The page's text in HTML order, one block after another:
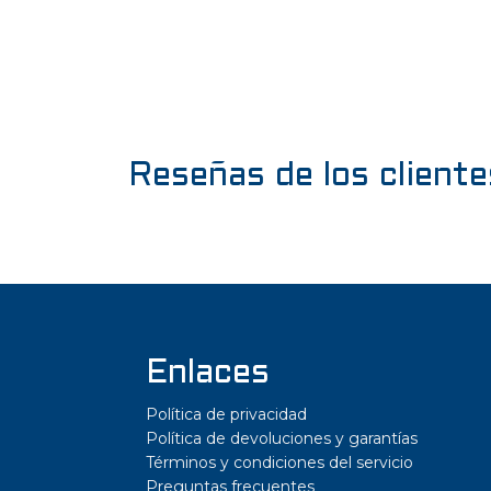
Reseñas de los
Enlaces
Política de privacidad
Política de devoluciones y garantías
Términos y condiciones del servicio
Preguntas frecuentes